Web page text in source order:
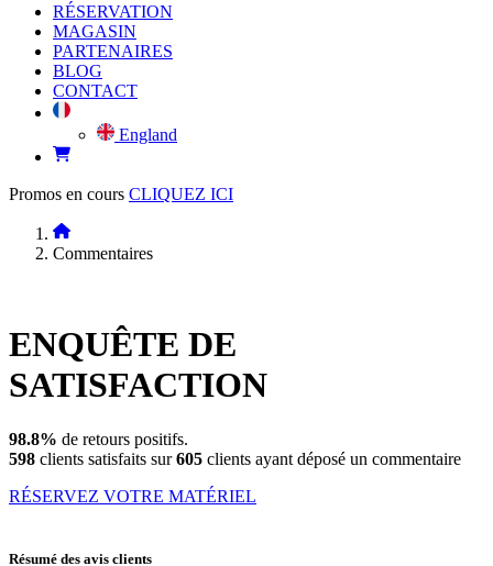
RÉSERVATION
MAGASIN
PARTENAIRES
BLOG
CONTACT
England
Promos en cours CLIQUEZ ICI
Commentaires
ENQUÊTE DE
SATISFACTION
98.8% de retours positifs.
598 clients satisfaits sur605 clients ayant déposé un commentaire
RÉSERVEZ VOTRE MATÉRIEL
Résumé des avis clients